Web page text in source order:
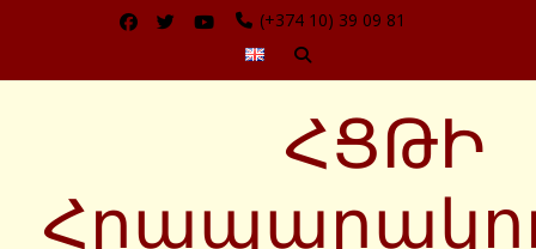
(+374 10) 39 09 81
ՀՑԹԻ